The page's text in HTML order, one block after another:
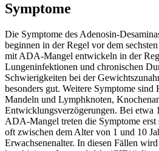
Symptome
Die Symptome des Adenosin-
beginnen in der Regel vor dem
mit ADA-Mangel entwickeln in der
Lungeninfektionen und chronischen
Schwierigkeiten bei der
besonders gut. Weitere Symptome sind
Mandeln und Lymphknoten,
Entwicklungsverzögerungen. Bei etwa
ADA-Mangel treten die Symptome
oft zwischen dem Alter von 1 und 10
Erwachsenenalter. In diesen Fällen